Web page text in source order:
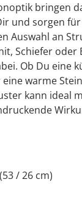
bringen
und sorgen
Auswahl an
Schiefer
Ob Du eine
warme
kann ideal
/ 26 cm)